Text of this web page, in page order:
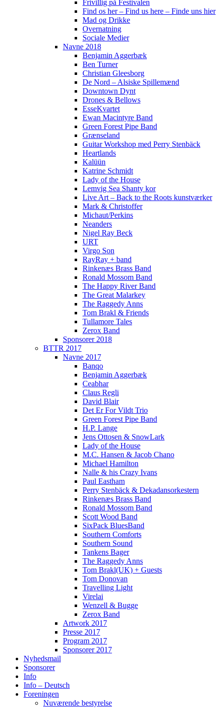
Frivillig på Festivalen
Find os her – Find us here – Finde uns hier
Mad og Drikke
Overnatning
Sociale Medier
Navne 2018
Benjamin Aggerbæk
Ben Turner
Christian Gleesborg
De Nord – Alsiske Spillemænd
Downtown Dynt
Drones & Bellows
EsseKvartet
Ewan Macintyre Band
Green Forest Pipe Band
Grænseland
Guitar Workshop med Perry Stenbäck
Heartlands
Kalüün
Katrine Schmidt
Lady of the House
Lemvig Sea Shanty kor
Live Art – Back to the Roots kunstværker
Mark & Christoffer
Michaut/Perkins
Neanders
Nigel Ray Beck
URT
Virgo Son
RayRay + band
Rinkenæs Brass Band
Ronald Mossom Band
The Happy River Band
The Great Malarkey
The Raggedy Anns
Tom Brakl & Friends
Tullamore Tales
Zerox Band
Sponsorer 2018
BTTR 2017
Navne 2017
Banqo
Benjamin Aggerbæk
Ceabhar
Claus Regli
David Blair
Det Er For Vildt Trio
Green Forest Pipe Band
H.P. Lange
Jens Ottosen & SnowLark
Lady of the House
M.C. Hansen & Jacob Chano
Michael Hamilton
Nalle & his Crazy Ivans
Paul Eastham
Perry Stenbäck & Dekadansorkestern
Rinkenæs Brass Band
Ronald Mossom Band
Scott Wood Band
SixPack BluesBand
Southern Comforts
Southern Sound
Tankens Bager
The Raggedy Anns
Tom Brakl(UK) + Guests
Tom Donovan
Travelling Light
Virelai
Wenzell & Bugge
Zerox Band
Artwork 2017
Presse 2017
Program 2017
Sponsorer 2017
Nyhedsmail
Sponsorer
Info
Info – Deutsch
Foreningen
Nuværende bestyrelse